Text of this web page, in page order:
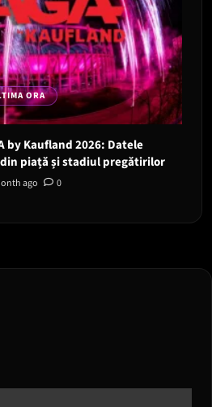
ORA
by Kaufland 2026: Datele
piață și stadiul pregătirilor
ago 0